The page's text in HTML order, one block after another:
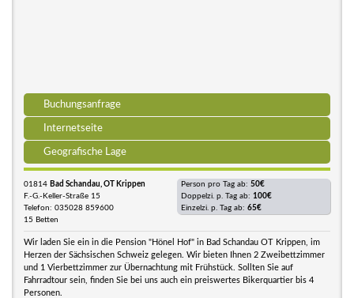
Buchungsanfrage
Internetseite
Geografische Lage
01814 Bad Schandau, OT Krippen
F.-G.-Keller-Straße 15
Telefon: 035028 859600
15 Betten
Person pro Tag ab: 50€
Doppelzi. p. Tag ab: 100€
Einzelzi. p. Tag ab: 65€
Wir laden Sie ein in die Pension "Hönel Hof" in Bad Schandau OT Krippen, im
Herzen der Sächsischen Schweiz gelegen. Wir bieten Ihnen 2 Zweibettzimmer
und 1 Vierbettzimmer zur Übernachtung mit Frühstück. Sollten Sie auf
Fahrradtour sein, finden Sie bei uns auch ein preiswertes Bikerquartier bis 4
Personen.